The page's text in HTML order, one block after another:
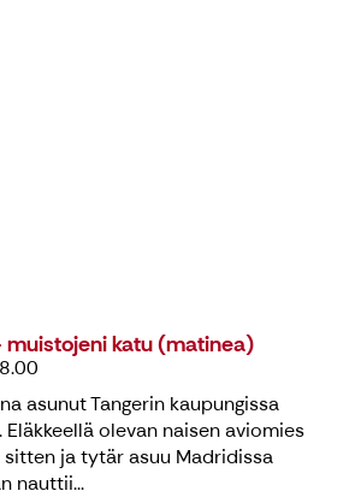
muistojeni katu (matinea)
asunut Tangerin kaupungissa
olevan naisen aviomies
ja tytär asuu Madridissa
nauttii...